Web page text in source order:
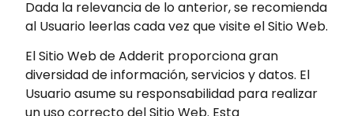
Dada la relevancia de lo anterior, se recomienda
al Usuario leerlas cada vez que visite el Sitio Web.
El Sitio Web de Adderit proporciona gran
diversidad de información, servicios y datos. El
Usuario asume su responsabilidad para realizar